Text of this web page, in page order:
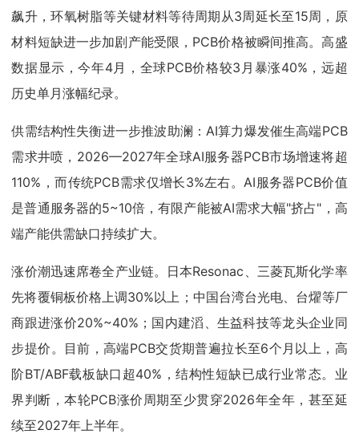
飙升，环氧树脂等关键材料等待周期从3周延长至15周，原
材料短缺进一步加剧产能受限，PCB价格被瞬间推高。高盛
数据显示，今年4月，全球PCB价格较3月暴涨40%，远超
历史单月涨幅纪录。
供需结构性失衡进一步推波助澜：AI算力爆发催生高端PCB
需求井喷，2026—2027年全球AI服务器PCB市场增速将超
110%，而传统PCB需求仅增长3%左右。AI服务器PCB价值
是普通服务器的5~10倍，有限产能被AI需求大幅"挤占"，高
端产能供需缺口持续扩大。
涨价潮迅速席卷全产业链。日本Resonac、三菱瓦斯化学率
先将覆铜板价格上调30%以上；中国台湾台光电、台燿等厂
商跟进涨价20%~40%；国内建滔、生益科技等龙头企业同
步提价。目前，高端PCB交货期普遍拉长至6个月以上，高
阶BT/ABF载板缺口超40%，结构性短缺已成行业常态。业
界判断，本轮PCB涨价周期至少贯穿2026年全年，甚至延
续至2027年上半年。